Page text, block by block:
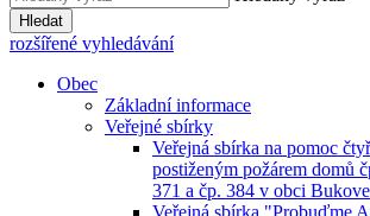
Hledat
rozšířené vyhledávání
Obec
Základní informace
Veřejné sbírky
Veřejná sbírka na pomoc
postiženým požárem domů
371 a čp. 384 v obci
Veřejná sbírka "Probuďme